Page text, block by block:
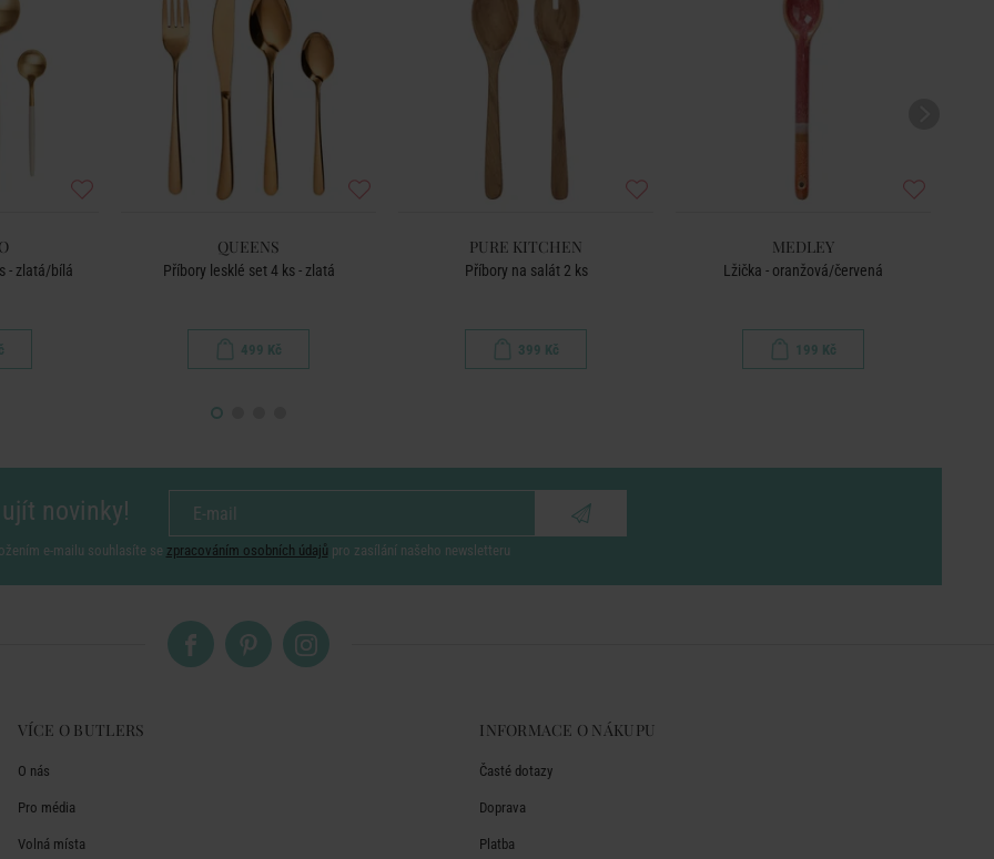
- zlatá/bílá
QUEENS
Příbory lesklé set 4 ks - zlatá
499 Kč
PURE KITCHEN
Příbory na salát 2 ks
399 Kč
MEDLEY
Lžička - oranžová/červená
199 Kč
novinky!
e-mailu souhlasíte se zpracováním osobních údajů pro zasílání našeho newsletteru
VÍCE O BUTLERS
O nás
Pro média
Volná místa
INFORMACE O NÁKUPU
Časté dotazy
Doprava
Platba